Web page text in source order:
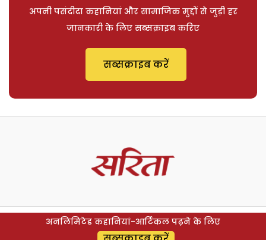
अपनी पसंदीदा कहानियां और सामाजिक मुद्दों से जुड़ी हर
जानकारी के लिए सब्सक्राइब करिए
सब्सक्राइब करें
अनलिमिटेड कहानियां-आर्टिकल पढ़ने के लिए